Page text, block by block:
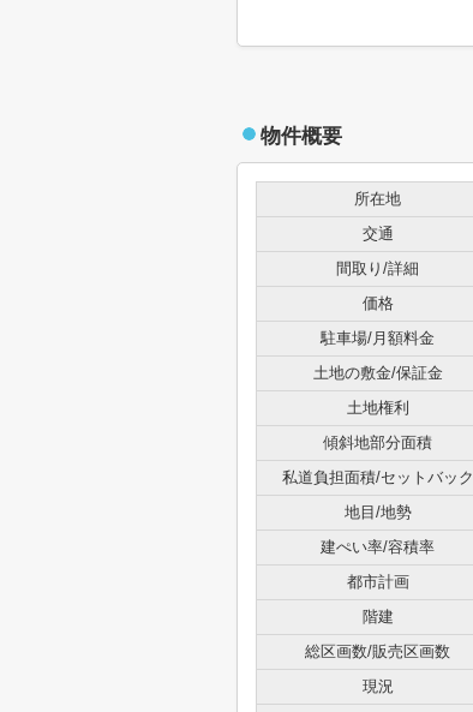
物件概要
所在地
交通
間取り/詳細
価格
駐車場/月額料金
土地の敷金/保証金
土地権利
傾斜地部分面積
私道負担面積/セットバック
地目/地勢
建ぺい率/容積率
都市計画
階建
総区画数/販売区画数
現況